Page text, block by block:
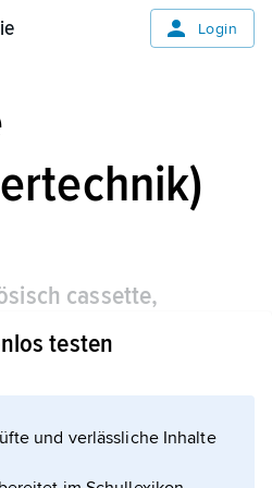
Login
cassette,
»Kästchen«]
Elektroakustik:
Abmessung zur
testen
und verlässliche Inhalte